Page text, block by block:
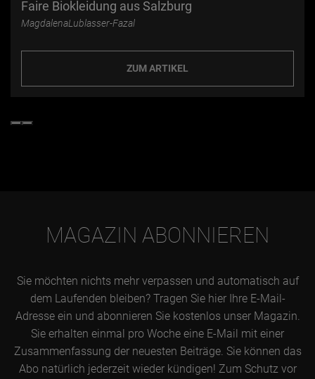
Faire Biokleidung aus Salzburg
MagdalenaLublasser-Fazal
ZUM ARTIKEL
MAGAZIN ABONNIEREN
Sie möchten nichts mehr verpassen und automatisch auf
dem Laufenden bleiben? Tragen Sie hier Ihre E-Mail-
Adresse ein und abonnieren Sie kostenlos unser Magazin.
Sie erhalten einmal pro Woche eine E-Mail mit einer
Zusammenfassung der neuesten Beiträge. Sie können das
Abo natürlich jederzeit wieder kündigen! Zum Schutz vor